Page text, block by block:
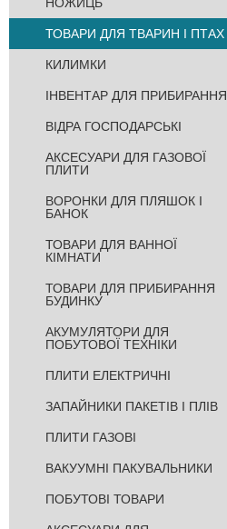
ТОВАРИ ДЛЯ ТВАРИН І ПТАХ
КИЛИМКИ
ІНВЕНТАР ДЛЯ ПРИБИРАННЯ
ВІДРА ГОСПОДАРСЬКІ
АКСЕСУАРИ ДЛЯ ГАЗОВОЇ
ПЛИТИ
ВОРОНКИ ДЛЯ ПЛЯШОК І
БАНОК
ТОВАРИ ДЛЯ ВАННОЇ
КІМНАТИ
ТОВАРИ ДЛЯ ПРИБИРАННЯ
БУДИНКУ
АКУМУЛЯТОРИ ДЛЯ
ПОБУТОВОЇ ТЕХНІКИ
ПЛИТИ ЕЛЕКТРИЧНІ
ЗАПАЙНИКИ ПАКЕТІВ І ПЛІВ
ПЛИТИ ГАЗОВІ
ВАКУУМНІ ПАКУВАЛЬНИКИ
ПОБУТОВІ ТОВАРИ